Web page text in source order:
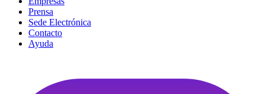
Prensa
Sede Electrónica
Contacto
Ayuda